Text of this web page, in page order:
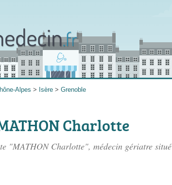
Alpes > Isère > Grenoble
Charlotte
"MATHON Charlotte", médecin gériatre situé